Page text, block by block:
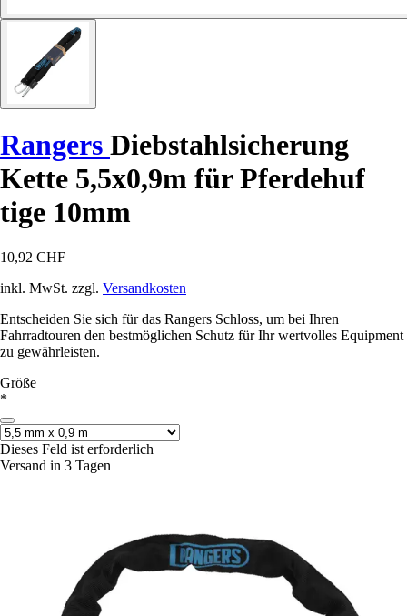
Rangers Diebstahlsicherung
Kette 5,5x0,9m für Pferdehuf
tige 10mm
10,92 CHF
inkl. MwSt. zzgl. Versandkosten
Entscheiden Sie sich für das Rangers Schloss, um bei Ihren
Fahrradtouren den bestmöglichen Schutz für Ihr wertvolles Equipment
zu gewährleisten.
Größe
*
Dieses Feld ist erforderlich
Versand in 3 Tagen